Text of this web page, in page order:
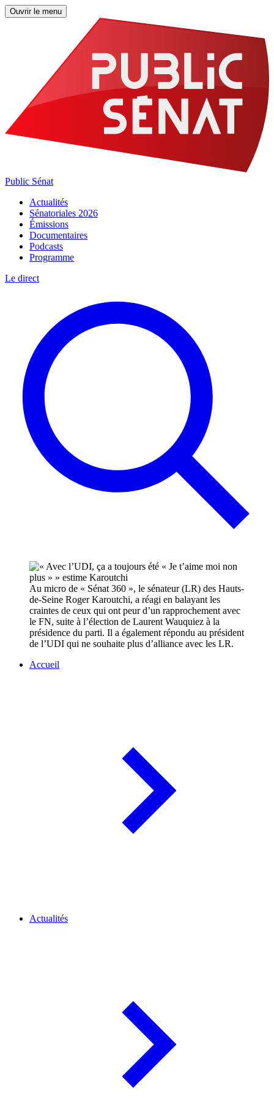
Ouvrir le menu
Public Sénat
Actualités
Sénatoriales 2026
Émissions
Documentaires
Podcasts
Programme
Le direct
Au micro de « Sénat 360 », le sénateur (LR) des Hauts-
de-Seine Roger Karoutchi, a réagi en balayant les
craintes de ceux qui ont peur d’un rapprochement avec
le FN, suite à l’élection de Laurent Wauquiez à la
présidence du parti. Il a également répondu au président
de l’UDI qui ne souhaite plus d’alliance avec les LR.
Accueil
Actualités